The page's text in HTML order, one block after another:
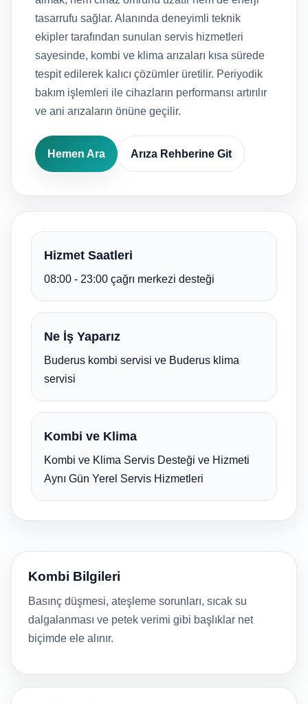
tasarrufu sağlar. Alanında deneyimli teknik
ekipler tarafından sunulan servis hizmetleri
sayesinde, kombi ve klima arızaları kısa sürede
tespit edilerek kalıcı çözümler üretilir. Periyodik
bakım işlemleri ile cihazların performansı artırılır
ve ani arızaların önüne geçilir.
Hemen Ara Arıza Rehberine Git
Hizmet Saatleri
08:00 - 23:00 çağrı merkezi desteği
Ne İş Yaparız
Buderus kombi servisi ve Buderus klima
servisi
Kombi ve Klima
Kombi ve Klima Servis Desteği ve Hizmeti
Aynı Gün Yerel Servis Hizmetleri
Kombi Bilgileri
Basınç düşmesi, ateşleme sorunları, sıcak su
dalgalanması ve petek verimi gibi başlıklar net
biçimde ele alınır.